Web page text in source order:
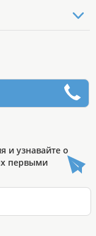
и узнавайте о
первыми